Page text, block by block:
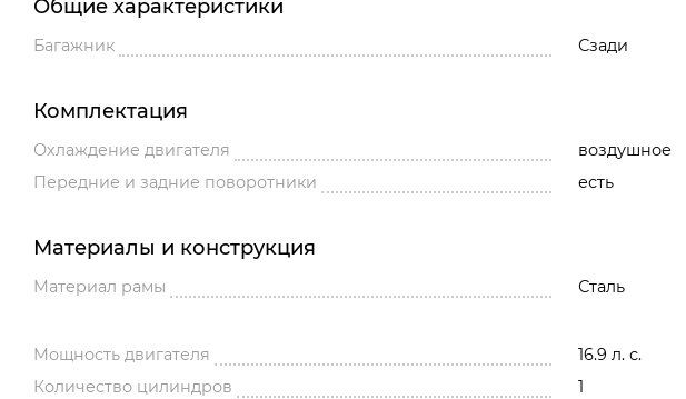
Общие характеристики
Багажник Сзади
Комплектация
Охлаждение двигателя
воздушное
Передние и задние поворотники
есть
Материалы и конструкция
Материал рамы Сталь
Мощность двигателя
16.9 л. с.
Количество цилиндров
1